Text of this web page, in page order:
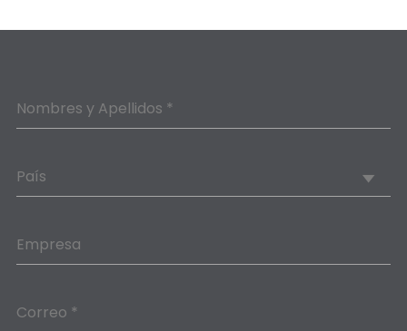
Nombres y Apellidos *
País
Empresa
Correo *